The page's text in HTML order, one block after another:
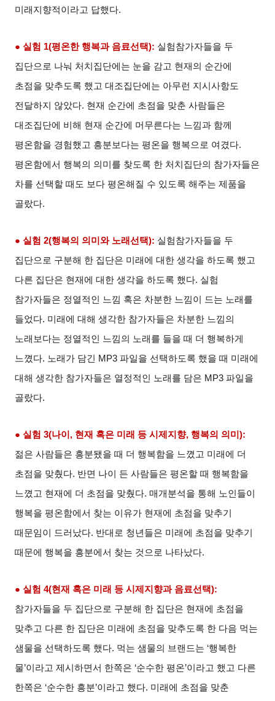
미래지향적이라고 답했다.
● 실험 1(평온한 행복과 음료선택): 실험참가자들을 두
집단으로 나눠 처치집단에는 눈을 감고 현재의 순간에
초점을 맞추도록 했고 대조집단에는 아무런 지시사항도
전달하지 않았다. 현재 순간에 초점을 맞춘 사람들은
대조집단에 비해 현재 순간에 머무른다는 느낌과 함께
평온함을 경험했고 흥분보다는 평온을 행복으로 여겼다.
평온함에서 행복의 의미를 찾도록 한 처치집단의 참가자들은
차를 선택할 때도 보다 평온해질 수 있도록 해주는 제품을
골랐다.
● 실험 2(행복의 의미와 노래선택): 실험참가자들을 두
집단으로 구분해 한 집단은 미래에 대한 생각을 하도록 했고
다른 집단은 현재에 대한 생각을 하도록 했다. 실험
참가자들은 정열적인 느낌 혹은 차분한 느낌이 드는 노래를
들었다. 미래에 대해 생각한 참가자들은 차분한 느낌의
노래보다는 정열적인 느낌의 노래를 들을 때 더 행복하게
느꼈다. 노래가 담긴 MP3 파일을 선택하도록 했을 때 미래에
대해 생각한 참가자들은 열정적인 노래를 담은 MP3 파일을
골랐다.
● 실험 3(나이 , 현재 혹은 미래 등 시제지향, 행복의 의미):
젊은 사람들은 흥분됐을 때 더 행복함을 느꼈고 미래에 더
초점을 맞췄다. 반면 나이 든 사람들은 평온할 때 행복함을
느꼈고 현재에 더 초점을 맞췄다.매개분석을 통해 노인들이
행복을 평온함에서 찾는 이유가 현재에 초점을 맞추기
때문임이 드러났다. 반대로 청년들은 미래에 초점을 맞추기
때문에 행복을 흥분에서 찾는 것으로 나타났다.
● 실험 4(현재 혹은 미래 등 시제지향과 음료선택):
참가자들을 두 집단으로 구분해 한 집단은 현재에 초점을
맞추고 다른 한 집단은 미래에 초점을 맞추도록 한 다음 먹는
샘물을 선택하도록 했다. 먹는 샘물의 브랜드는 ‘행복한
물’이라고 제시하면서 한쪽은 ‘순수한 평온’이라고 했고 다른
한쪽은 ‘순수한 흥분’이라고 했다. 미래에 초점을 맞춘